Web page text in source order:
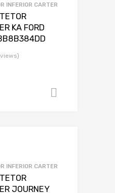
INFERIOR CARTER
KA FORD
INFERIOR CARTER
JOURNEY